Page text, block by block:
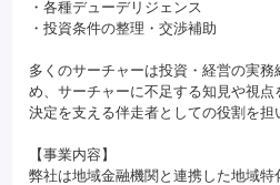
・各種デューデリジェンス
・投資条件の整理・交渉補助
多くのサーチャーは投資・経営の実
め、サーチャーに不足する知見や視
決定を支える伴走者としての役割を担
【事業内容】
弊社は地域金融機関と連携した地域特